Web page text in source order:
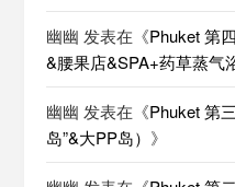
幽幽 发表在《Phuket 第
&腰果店&SPA+药草蒸气
幽幽 发表在《Phuket 第
岛”&大PP岛） 》